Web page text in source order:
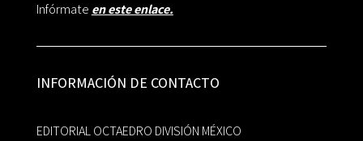
Infórmate en este enlace.
INFORMACIÓN DE CONTACTO
EDITORIAL OCTAEDRO DIVISIÓN MÉXICO